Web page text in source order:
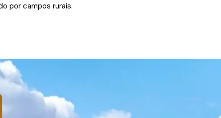
por campos rurais.